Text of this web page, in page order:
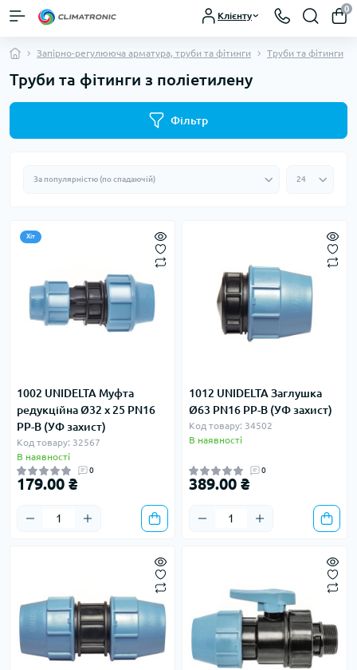
Клієнту
0
Запірно-регулююча арматура, труби та фітинги Труби та фітинги
Труби та фітинги з поліетилену
Фільтр
Хіт
1002 UNIDELTA Муфта
редукційна Ø32 х 25 PN16
PP-B (УФ захист)
Код товару: 32567
В наявності
0
179.00 ₴
1012 UNIDELTA Заглушка
Ø63 PN16 PP-B (УФ захист)
Код товару: 34502
В наявності
0
389.00 ₴